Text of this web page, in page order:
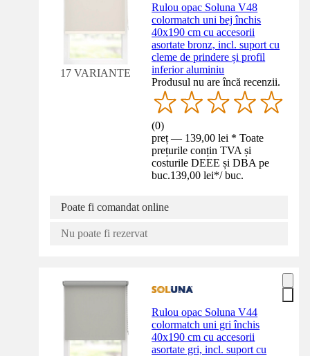
17 VARIANTE
Rulou opac Soluna V48
colormatch uni bej închis
40x190 cm cu accesorii
asortate bronz, incl. suport cu
cleme de prindere și profil
inferior aluminiu
Produsul nu are încă recenzii.
(0)
preț — 139,00 lei * Toate
prețurile conțin TVA și
costurile DEEE și DBA pe
buc.139,00 lei*/ buc.
Poate fi comandat online
Nu poate fi rezervat
Rulou opac Soluna V44
colormatch uni gri închis
40x190 cm cu accesorii
asortate gri, incl. suport cu